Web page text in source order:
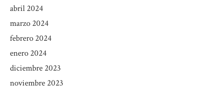
abril 2024
marzo 2024
febrero 2024
enero 2024
diciembre 2023
noviembre 2023